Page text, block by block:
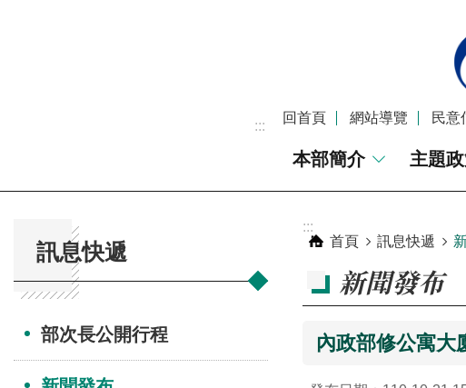
:::
回首頁 網站導覽 民意
本部簡介 主題
訊息快遞
部次長公開行程
:::
首頁
訊息快遞
新聞發布
內政部修公寓大